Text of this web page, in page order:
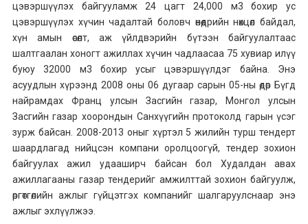
цэвэршүүлэх байгууламж 24 цагт 24,000 м3 бохир ус
цэвэршүүлэх хүчин чадалтай боловч өнөөдрийн нөхцөл байдал,
хүн амын өсөлт, аж үйлдвэрийн бүтээн байгуулалтаас
шалтгаалан хоногт ажиллах хүчин чадлаасаа 75 хувиар илүү
буюу 32000 м3 бохир усыг цэвэршүүлдэг байна. Энэ
асуудлын хүрээнд 2008 оны 06 дугаар сарын 05-ны өдөр Бүгд
найрамдах Франц улсын Засгийн газар, Монгол улсын
Засгийн газар хоорондын Санхүүгийн протоколд гарын үсэг
зурж байсан. 2008-2013 оныг хүртэл 5 жилийн турш тендерт
шаардлагад нийцсэн компани оролцоогүй, тендер зохион
байгуулах ажил удааширч байсан бол Худалдан авах
ажиллагааны газар тендерийг амжилттай зохион байгуулж,
өргөтгөлийн ажлыг гүйцэтгэх компанийг шалгаруулснаар энэ
ажлыг эхлүүлжээ.